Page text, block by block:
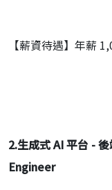
【薪資待遇】年薪
2.生成式AI平台 -
Engineer